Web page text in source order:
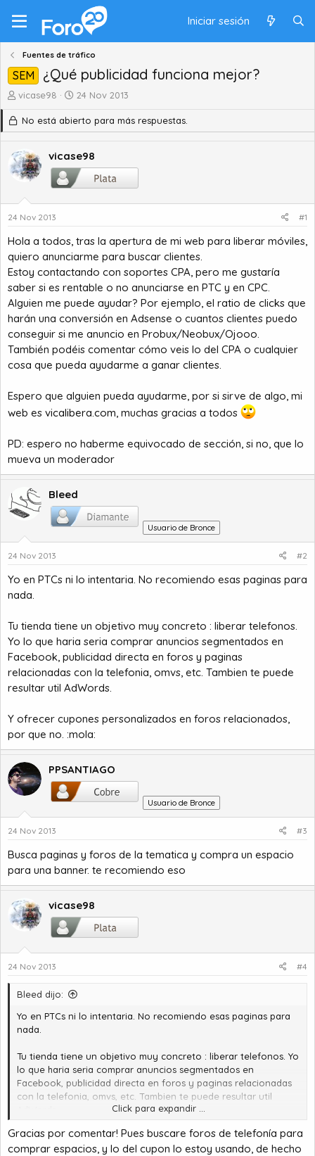
Iniciar sesión
Fuentes de tráfico
SEM ¿Qué publicidad funciona mejor?
A
o
d
e
e
m
vicase98
F
c
h
d
e
i
n
i
o
24 Nov 2013
No está abierto para más respuestas.
vicase98
24 Nov 2013 #1
Hola a todos, tras la apertura de mi web para liberar móviles,
quiero anunciarme para buscar clientes.
Estoy contactando con soportes CPA, pero me gustaría
saber si es rentable o no anunciarse en PTC y en CPC.
Alguien me puede ayudar? Por ejemplo, el ratio de clicks que
harán una conversión en Adsense o cuantos clientes puedo
conseguir si me anuncio en Probux/Neobux/Ojooo.
También podéis comentar cómo veis lo del CPA o cualquier
cosa que pueda ayudarme a ganar clientes.
Espero que alguien pueda ayudarme, por si sirve de algo, mi
web es vicalibera.com, muchas gracias a todos
PD: espero no haberme equivocado de sección, si no, que lo
mueva un moderador
Bleed
Usuario de Bronce
24 Nov 2013 #2
Yo en PTCs ni lo intentaria. No recomiendo esas paginas para
nada.
Tu tienda tiene un objetivo muy concreto : liberar telefonos.
Yo lo que haria seria comprar anuncios segmentados en
Facebook, publicidad directa en foros y paginas
relacionadas con la telefonia, omvs, etc. Tambien te puede
resultar util AdWords.
Y ofrecer cupones personalizados en foros relacionados,
por que no. :mola:
PPSANTIAGO
Usuario de Bronce
24 Nov 2013 #3
Busca paginas y foros de la tematica y compra un espacio
para una banner. te recomiendo eso
vicase98
24 Nov 2013 #4
Bleed dijo:
Yo en PTCs ni lo intentaria. No recomiendo esas paginas para
nada.
Tu tienda tiene un objetivo muy concreto : liberar telefonos. Yo
lo que haria seria comprar anuncios segmentados en
Facebook, publicidad directa en foros y paginas relacionadas
con la telefonia, omvs, etc. Tambien te puede resultar util
Y ofrecer cupones personalizados en foros relacionados, por
que no. :mola:
Click para expandir ...
Gracias por comentar! Pues buscare foros de telefonía para
comprar espacios, y lo del cupon lo estoy usando, de hecho